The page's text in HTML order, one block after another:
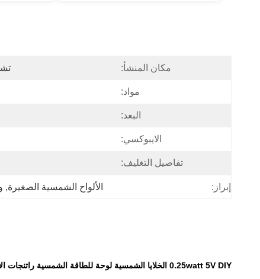
مكان المنشأ:
مواد:
البعد:
الايبوكسي:
تفاصيل التغليف:
إبراز: الألواح الشمسية الصغيرة,
0.25watt 5V DIY الخلايا الشمسية لوحة للطاقة الشمسية راتنجات الايبوكسي لوحة للطاقة الشمسية شحن بطارية السيارة الكهربائية اللعب